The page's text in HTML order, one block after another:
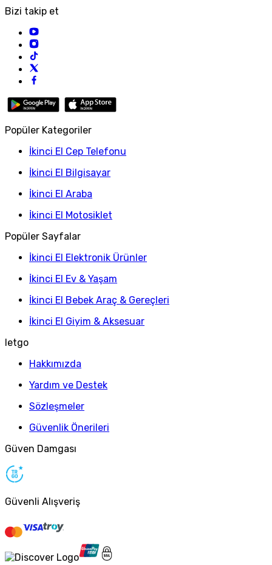
Bizi takip et
Popüler Kategoriler
İkinci El Cep Telefonu
İkinci El Bilgisayar
İkinci El Araba
İkinci El Motosiklet
Popüler Sayfalar
İkinci El Elektronik Ürünler
İkinci El Ev & Yaşam
İkinci El Bebek Araç & Gereçleri
İkinci El Giyim & Aksesuar
letgo
Hakkımızda
Yardım ve Destek
Sözleşmeler
Güvenlik Önerileri
Güven Damgası
Güvenli Alışveriş